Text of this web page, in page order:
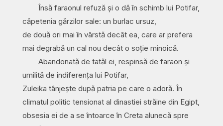
Însă faraonul refuză și o dă în schimb lui Potifar,
căpetenia gărzilor sale: un burlac ursuz,
de două ori mai în vârstă decât ea, care ar prefera
mai degrabă un cal nou decât o soție minoică.
Abandonată de tatăl ei, respinsă de faraon și
umilită de indiferența lui Potifar,
Zuleika tânjește după patria pe care o adoră. În
climatul politic tensionat al dinastiei străine din Egipt,
obsesia ei de a se întoarce în Creta alunecă spre